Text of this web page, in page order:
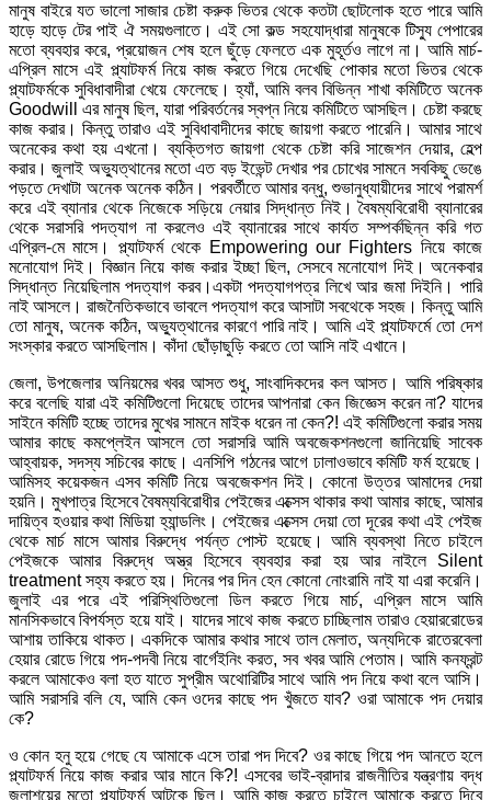
মানুষ বাইরে যত ভালো সাজার চেষ্টা করুক ভিতর থেকে কতটা ছোটলোক হতে পারে আমি
হাড়ে হাড়ে টের পাই ঐ সময়গুলাতে। এই সো কল্ড সহযোদ্ধারা মানুষকে টিস্যু পেপারের
মতো ব্যবহার করে, প্রয়োজন শেষ হলে ছুঁড়ে ফেলতে এক মুহূর্তও লাগে না। আমি মার্চ-
এপ্রিল মাসে এই প্ল্যাটফর্ম নিয়ে কাজ করতে গিয়ে দেখেছি পোকার মতো ভিতর থেকে
প্ল্যাটফর্মকে সুবিধাবাদীরা খেয়ে ফেলেছে। হ্যাঁ, আমি বলব বিভিন্ন শাখা কমিটিতে অনেক
Goodwill এর মানুষ ছিল, যারা পরিবর্তনের স্বপ্ন নিয়ে কমিটিতে আসছিল। চেষ্টা করছে
কাজ করার। কিন্তু তারাও এই সুবিধাবাদীদের কাছে জায়গা করতে পারেনি। আমার সাথে
অনেকের কথা হয় এখনো। ব্যক্তিগত জায়গা থেকে চেষ্টা করি সাজেশন দেয়ার, হেল্প
করার। জুলাই অভ্যুত্থানের মতো এত বড় ইভেন্ট দেখার পর চোখের সামনে সবকিছু ভেঙে
পড়তে দেখাটা অনেক অনেক কঠিন। পরবর্তীতে আমার বন্ধু, শুভানুধ্যায়ীদের সাথে পরামর্শ
করে এই ব্যানার থেকে নিজেকে সড়িয়ে নেয়ার সিদ্ধান্ত নিই। বৈষম্যবিরোধী ব্যানারের
থেকে সরাসরি পদত্যাগ না করলেও এই ব্যানারের সাথে কার্যত সম্পর্কছিন্ন করি গত
এপ্রিল-মে মাসে। প্ল্যাটফর্ম থেকে Empowering our Fighters নিয়ে কাজে
মনোযোগ দিই। বিজ্ঞান নিয়ে কাজ করার ইচ্ছা ছিল, সেসবে মনোযোগ দিই। অনেকবার
সিদ্ধান্ত নিয়েছিলাম পদত্যাগ করব।একটা পদত্যাগপত্র লিখে আর জমা দিইনি। পারি
নাই আসলে। রাজনৈতিকভাবে ভাবলে পদত্যাগ করে আসাটা সবথেকে সহজ। কিন্তু আমি
তো মানুষ, অনেক কঠিন, অভ্যুত্থানের কারণে পারি নাই। আমি এই প্ল্যাটফর্মে তো দেশ
সংস্কার করতে আসছিলাম। কাঁদা ছোঁড়াছুড়ি করতে তো আসি নাই এখানে।
জেলা, উপজেলার অনিয়মের খবর আসত শুধু, সাংবাদিকদের কল আসত। আমি পরিষ্কার
করে বলেছি যারা এই কমিটিগুলো দিয়েছে তাদের আপনারা কেন জিজ্ঞেস করেন না? যাদের
সাইনে কমিটি হচ্ছে তাদের মুখের সামনে মাইক ধরেন না কেন?! এই কমিটিগুলো করার সময়
আমার কাছে কমপ্লেইন আসলে তো সরাসরি আমি অবজেকশনগুলো জানিয়েছি সাবেক
আহ্বায়ক, সদস্য সচিবের কাছে। এনসিপি গঠনের আগে ঢালাওভাবে কমিটি ফর্ম হয়েছে।
আমিসহ কয়েকজন এসব কমিটি নিয়ে অবজেকশন দিই। কোনো উত্তর আমাদের দেয়া
হয়নি। মুখপাত্র হিসেবে বৈষম্যবিরোধীর পেইজের এক্সেস থাকার কথা আমার কাছে, আমার
দায়িত্ব হওয়ার কথা মিডিয়া হ্যান্ডলিং। পেইজের এক্সেস দেয়া তো দূরের কথা এই পেইজ
থেকে মার্চ মাসে আমার বিরুদ্ধে পর্যন্ত পোস্ট হয়েছে। আমি ব্যবস্থা নিতে চাইলে
পেইজকে আমার বিরুদ্ধে অস্ত্র হিসেবে ব্যবহার করা হয় আর নাইলে Silent
treatment সহ্য করতে হয়। দিনের পর দিন হেন কোনো নোংরামি নাই যা এরা করেনি।
জুলাই এর পরে এই পরিস্থিতিগুলো ডিল করতে গিয়ে মার্চ, এপ্রিল মাসে আমি
মানসিকভাবে বিপর্যস্ত হয়ে যাই। যাদের সাথে কাজ করতে চাচ্ছিলাম তারাও হেয়াররোডের
আশায় তাকিয়ে থাকত। একদিকে আমার কথার সাথে তাল মেলাত, অন্যদিকে রাতেরবেলা
হেয়ার রোডে গিয়ে পদ-পদবী নিয়ে বার্গেইনিং করত, সব খবর আমি পেতাম। আমি কনফ্রন্ট
করলে আমাকেও বলা হত যাতে সুপ্রীম অথোরিটির সাথে আমি পদ নিয়ে কথা বলে আসি।
আমি সরাসরি বলি যে, আমি কেন ওদের কাছে পদ খুঁজতে যাব? ওরা আমাকে পদ দেয়ার
কে?
ও কোন হনু হয়ে গেছে যে আমাকে এসে তারা পদ দিবে? ওর কাছে গিয়ে পদ আনতে হলে
প্ল্যাটফর্ম নিয়ে কাজ করার আর মানে কি?! এসবের ভাই-ব্রাদার রাজনীতির যন্ত্রণায় বদ্ধ
জলাশয়ের মতো প্ল্যাটফর্ম আটকে ছিল। আমি কাজ করতে চাইলে আমাকে করতে দিবে